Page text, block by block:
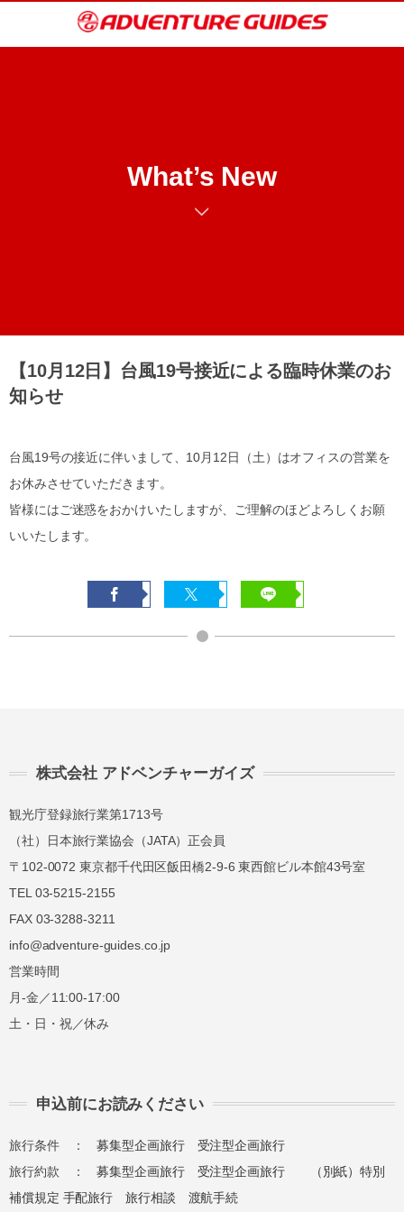
What’s New
【10月12日】台風19号接近による臨時休業のお
知らせ
台風19号の接近に伴いまして、10月12日（土）はオフィスの営業を
お休みさせていただきます。
皆様にはご迷惑をおかけいたしますが、ご理解のほどよろしくお願
いいたします。
株式会社 アドベンチャーガイズ
観光庁登録旅行業第1713号
（社）日本旅行業協会（JATA）正会員
〒102-0072 東京都千代田区飯田橋2-9-6 東西館ビル本館43号室
TEL 03-5215-2155
FAX 03-3288-3211
info@adventure-guides.co.jp
営業時間
月-金／11:00-17:00
土・日・祝／休み
申込前にお読みください
旅行条件 ：募集型企画旅行
受注型企画旅行
旅行約款 ：募集型企画旅行 受注型企画旅行
（別紙）特別
補償規定 手配旅行 旅行相談 渡航手続